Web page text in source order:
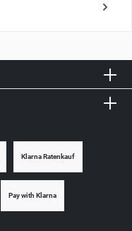
Klarna Ratenkauf
Pay with Klarna